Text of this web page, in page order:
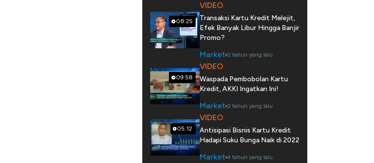
08:25
VIDEO
Transaksi Kartu Kredit Melejit,
Efek Banyak Libur Hingga Banjir
Promo?
Market 2 tahun yang lalu
09:58
VIDEO
Waspada Pembobolan Kartu
Kredit, AKKI Ingatkan Ini!
Market 2 tahun yang lalu
05:12
VIDEO
Antisipasi Bisnis Kartu Kredit
Hadapi Suku Bunga Naik di 2022
Market 4 tahun yang lalu